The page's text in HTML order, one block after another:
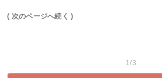
( 次のページへ続く )
1/3